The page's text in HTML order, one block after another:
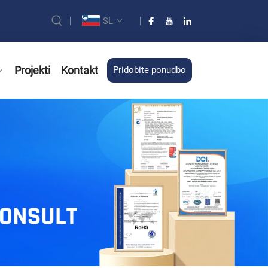
SL
Projekti Kontakt Pridobite ponudbo